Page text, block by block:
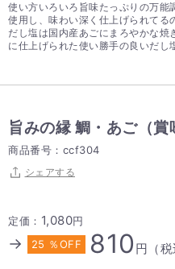
使い方いろいろ旨味たっぷりの万能
使用し、味わい深く仕上げられてる
だし塩は国内産あごにまろやかな焼
に仕上げられた使い勝手の良いだし
旨みの縁 鯛・あご（賞
商品番号：ccf304
シェアする
定価： 1,080円
→ 25 ％OFF 810 円（税